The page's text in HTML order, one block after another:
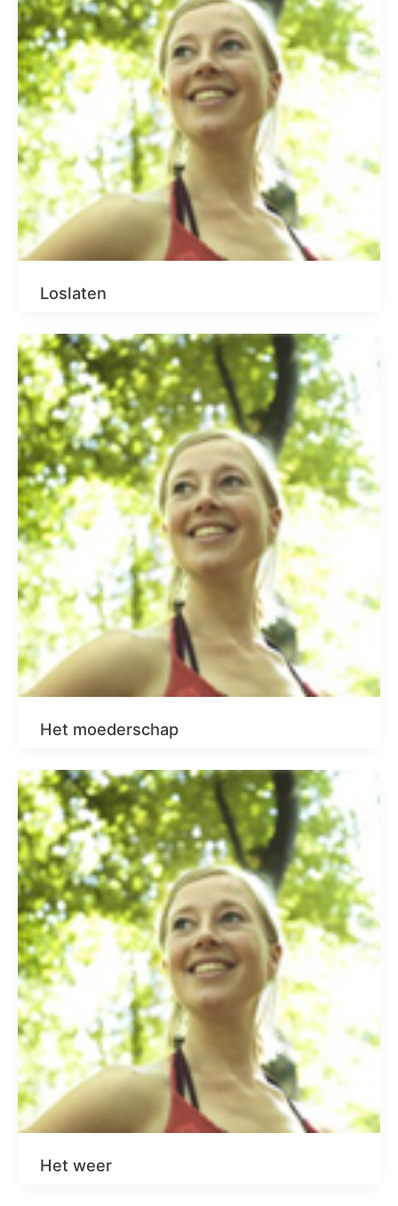
Loslaten
Het moederschap
Het weer